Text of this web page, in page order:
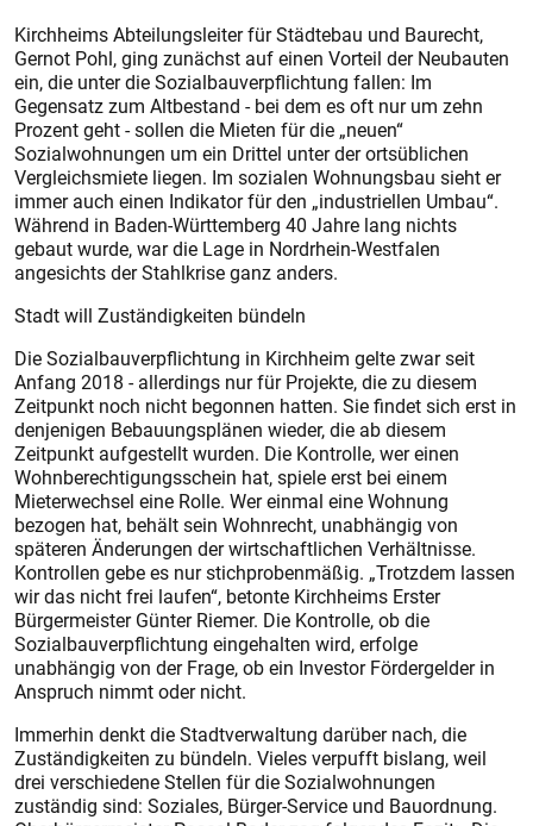
Kirchheims Abteilungsleiter für Städtebau und Baurecht,
Gernot Pohl, ging zunächst auf einen Vorteil der Neubauten
ein, die unter die Sozialbauverpflichtung fallen: Im
Gegensatz zum Altbestand - bei dem es oft nur um zehn
Prozent geht - sollen die Mieten für die „neuen“
Sozialwohnungen um ein Drittel unter der ortsüblichen
Vergleichsmiete liegen. Im sozialen Wohnungsbau sieht er
immer auch einen Indikator für den „industriellen Umbau“.
Während in Baden-Württemberg 40 Jahre lang nichts
gebaut wurde, war die Lage in Nordrhein-Westfalen
angesichts der Stahlkrise ganz anders.
Stadt will Zuständigkeiten bündeln
Die Sozialbauverpflichtung in Kirchheim gelte zwar seit
Anfang 2018 - allerdings nur für Projekte, die zu diesem
Zeitpunkt noch nicht begonnen hatten. Sie findet sich erst in
denjenigen Bebauungsplänen wieder, die ab diesem
Zeitpunkt aufgestellt wurden. Die Kontrolle, wer einen
Wohnberechtigungsschein hat, spiele erst bei einem
Mieterwechsel eine Rolle. Wer einmal eine Wohnung
bezogen hat, behält sein Wohnrecht, unabhängig von
späteren Änderungen der wirtschaftlichen Verhältnisse.
Kontrollen gebe es nur stichprobenmäßig. „Trotzdem lassen
wir das nicht frei laufen“, betonte Kirchheims Erster
Bürgermeister Günter Riemer. Die Kontrolle, ob die
Sozialbauverpflichtung eingehalten wird, erfolge
unabhängig von der Frage, ob ein Investor Fördergelder in
Anspruch nimmt oder nicht.
Immerhin denkt die Stadtverwaltung darüber nach, die
Zuständigkeiten zu bündeln. Vieles verpufft bislang, weil
drei verschiedene Stellen für die Sozialwohnungen
zuständig sind: Soziales, Bürger-Service und Bauordnung.